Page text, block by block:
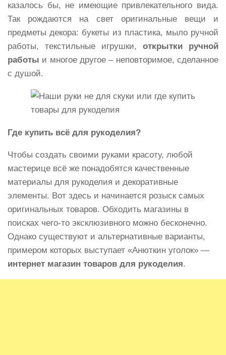
казалось бы, не имеющие привлекательного вида.
Так рождаются на свет оригинальные вещи и
предметы декора: букеты из пластика, мыло ручной
работы, текстильные игрушки, открытки ручной
работы и многое другое – неповторимое, сделанное
с душой.
Где купить всё для рукоделия?
Чтобы создать своими руками красоту, любой
мастерице всё же понадобятся качественные
материалы для рукоделия и декоративные
элементы. Вот здесь и начинается розыск самых
оригинальных товаров. Обходить магазины в
поисках чего-то эксклюзивного можно бесконечно.
Однако существуют и альтернативные варианты,
примером которых выступает «Анюткин уголок» —
интернет магазин товаров для рукоделия.